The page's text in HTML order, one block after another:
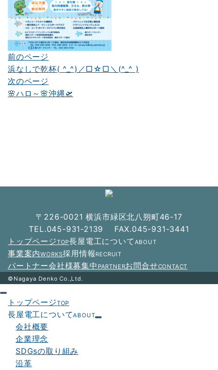
投
稿
ナ
前のページ
浜なしで乾杯( ^_^)／□☆□＼(^_^ )
次のページ
🌸ハロ～🌸沖縄🛫
〒226-0021 横浜市緑区北八朔町46-17
TEL.045-931-2139 FAX.045-931-3441
トップページTOP長屋電工について ABOUT
事業案内WORKS採用情報 RECRUIT
パートナー会社様募集中 PARTNERお問合せCONTACT
©Nagaya Denko Co.,Ltd.
トップページTOP
長屋電工についてABOUT
会社概要
企業理念
SDGsの取り組み
沿革